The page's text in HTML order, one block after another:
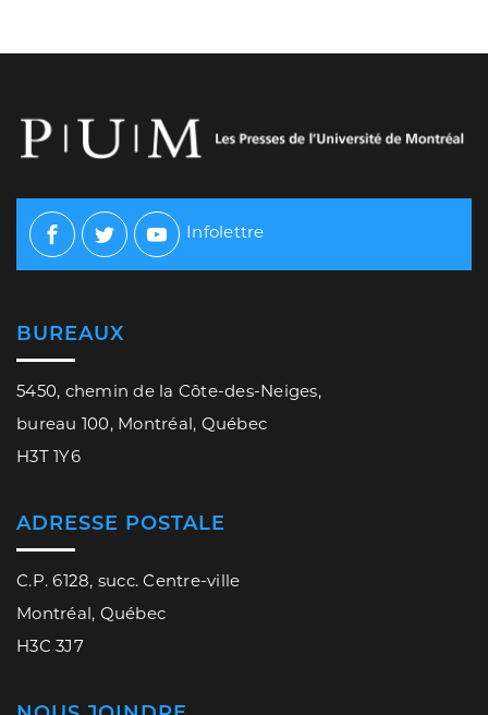
Facebook
TwitterYoutube
Infolettre
BUREAUX
5450, chemin de la Côte-des-Neiges,
bureau 100, Montréal, Québec
H3T 1Y6
ADRESSE POSTALE
C.P. 6128, succ. Centre-ville
Montréal, Québec
H3C 3J7